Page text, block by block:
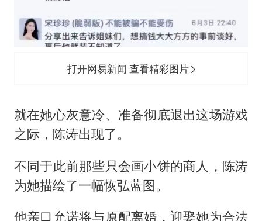
打开网易新闻 查看精彩图片
就在她心灰意冷、准备彻底退出这场游戏
之际，陈涛出现了。
不同于此前那些只会画小饼的商人，陈涛
为她描绘了一幅恢弘蓝图。
他亲口允诺将与原配离婚，迎娶她为合法